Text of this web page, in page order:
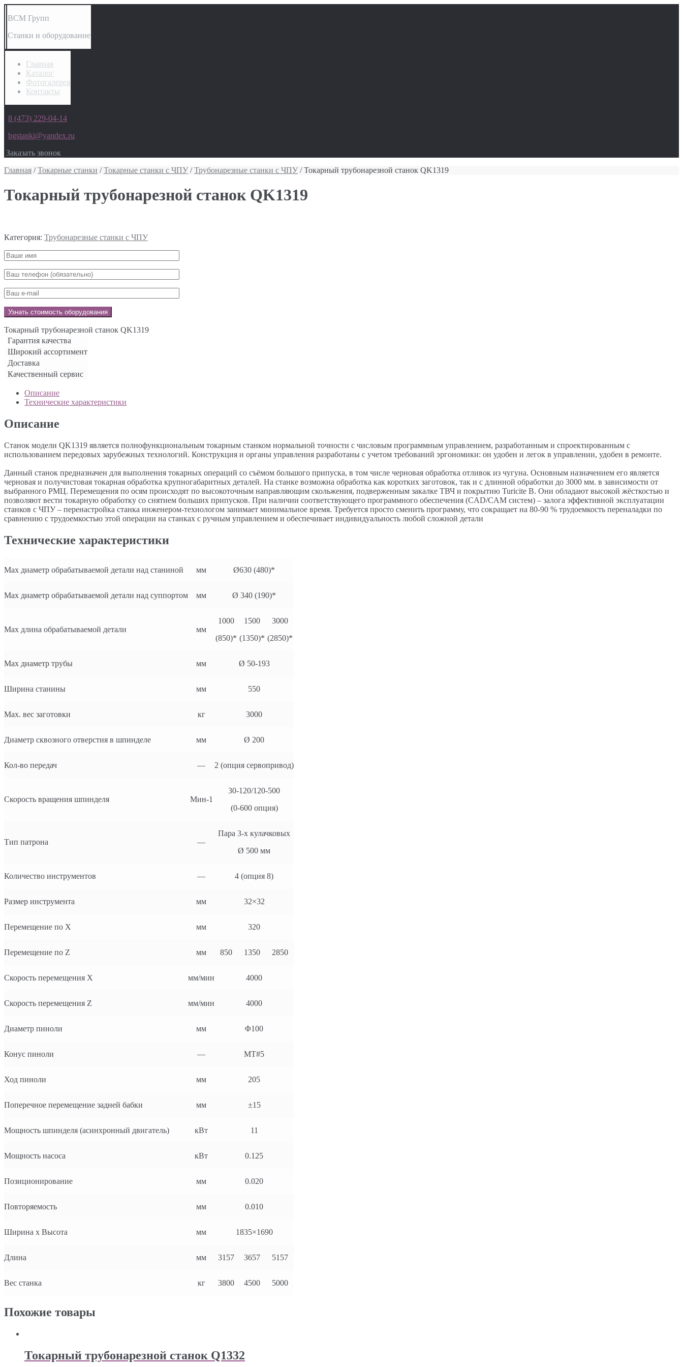
ВСМ Групп
Станки и оборудование
Главная
Каталог
Фотогалерея
Контакты
8 (473) 229-04-14
bgstanki@yandex.ru
Заказать звонок
Главная /Токарные станки /Токарные станки с ЧПУ /Трубонарезные станки с ЧПУ / Токарный трубонарезной станок QK1319
Токарный трубонарезной станок QK1319
Категория: Трубонарезные станки с ЧПУ
Токарный трубонарезной станок QK1319
Гарантия качества
Широкий ассортимент
Доставка
Качественный сервис
Описание
Технические характеристики
Описание
Станок модели QK1319 является полнофункциональным токарным станком нормальной точности с числовым программным управлением, разработанным и спроектированным с
использованием передовых зарубежных технологий. Конструкция и органы управления разработаны с учетом требований эргономики: он удобен и легок в управлении, удобен в ремонте.
Данный станок предназначен для выполнения токарных операций со съёмом большого припуска, в том числе черновая обработка отливок из чугуна. Основным назначением его является
черновая и получистовая токарная обработка крупногабаритных деталей. На станке возможна обработка как коротких заготовок, так и с длинной обработки до 3000 мм. в зависимости от
выбранного РМЦ. Перемещения по осям происходят по высокоточным направляющим скольжения, подверженным закалке ТВЧ и покрытию Turicite B. Они обладают высокой жёсткостью и
позволяют вести токарную обработку со снятием больших припусков. При наличии соответствующего программного обеспечения (CAD/CAM систем) – залога эффективной эксплуатации
станков с ЧПУ – перенастройка станка инженером-технологом занимает минимальное время. Требуется просто сменить программу, что сокращает на 80-90 % трудоемкость переналадки по
сравнению с трудоемкостью этой операции на станках с ручным управлением и обеспечивает индивидуальность любой сложной детали
Технические характеристики
Мах диаметр обрабатываемой детали над станиной мм Ø630 (480)*
Мах диаметр обрабатываемой детали над суппортом мм Ø 340 (190)*
Мах длина обрабатываемой детали мм
1000
(850)*
1500
(1350)*
3000
(2850)*
Мах диаметр трубы мм Ø 50-193
Ширина станины мм 550
Max. вес заготовки кг 3000
Диаметр сквозного отверстия в шпинделе мм Ø 200
Кол-во передач — 2 (опция сервопривод)
Скорость вращения шпинделя Мин-1
30-120/120-500
(0-600 опция)
Тип патрона —
Пара 3-х кулачковых
Ø 500 мм
Количество инструментов — 4 (опция 8)
Размер инструмента мм 32×32
Перемещение по X мм 320
Перемещение по Z мм 850 1350 2850
Скорость перемещения X мм/мин 4000
Скорость перемещения Z мм/мин 4000
Диаметр пиноли мм Φ100
Конус пиноли — MT#5
Ход пиноли мм 205
Поперечное перемещение задней бабки мм ±15
Мощность шпинделя (асинхронный двигатель) кВт 11
Мощность насоса кВт 0.125
Позиционирование мм 0.020
Повторяемость мм 0.010
Ширина x Высота мм 1835×1690
Длина мм 3157 3657 5157
Вес станка кг 3800 4500 5000
Похожие товары
Токарный трубонарезной станок Q1332